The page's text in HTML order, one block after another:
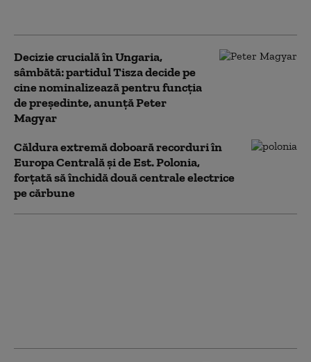
Decizie crucială în Ungaria,
sâmbătă: partidul Tisza decide pe
cine nominalizează pentru funcția
de președinte, anunță Peter
Magyar
Căldura extremă doboară recorduri în
Europa Centrală și de Est. Polonia,
forțată să închidă două centrale electrice
pe cărbune